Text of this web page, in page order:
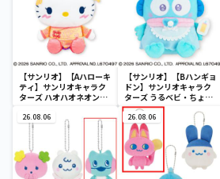
【サンリオ】【Aハローキ
ティ】サンリオキャラク
ターズ ハオハオネオンタ
【サンリオ】【Bハンギョ
ドン】サンリオキャラク
ターズ うるベビ・ちょい
デカドール
26.08.06 26.08.06